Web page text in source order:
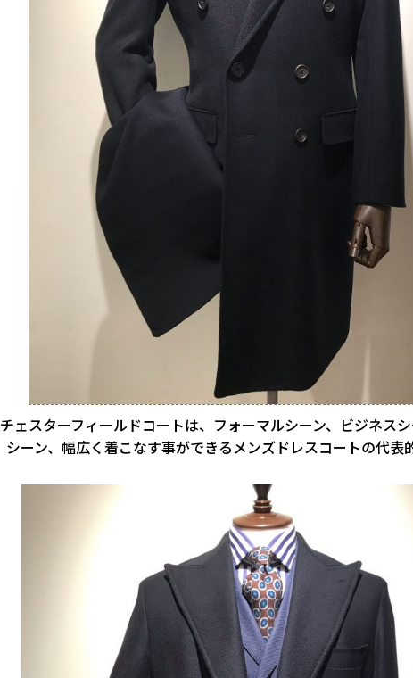
チェスターフィールドコートは、フォーマルシーン、ビジネス
シーン、幅広く着こなす事ができるメンズドレスコートの代表